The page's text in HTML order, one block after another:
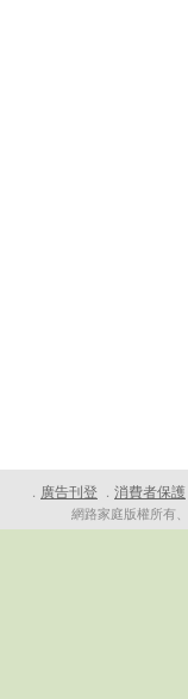
． 廣告刊登 ． 消費者保護
網路家庭版權所有